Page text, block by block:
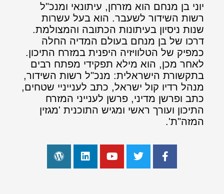
יוני בן מנחם הוא מזרחן, עיתונאי ומנכ"ל
רשות השידור לשעבר. הוא בעל עשרות
שנות ניסיון בעיתונות הכתובה והמצולמת.
דרכו של בן מנחם בעולם המדיה החלה
כמפיק של הטלוויזיה היפנית במזרח התיכון.
לאחר מכן, הוא מילא תפקידי מפתח רבים
בתקשורת הישראלית: מנכ"ל רשות השידור,
מנהל רדיו קול ישראל, כתב לענייניי שטחים,
כתב ופרשן מדיני, פרשן לענייני המזרח
התיכון ועורך ראשי ומגיש התוכנית 'מגזין
המזה"ת'.